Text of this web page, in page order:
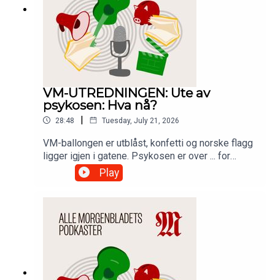
kaffekopper i grendehus rundt omkring i landet.
VM-UTREDNINGEN: Ute av
psykosen: Hva nå?
28:48 | Tuesday, July 21, 2026
VM-ballongen er utblåst, konfetti og norske flagg
ligger igjen i gatene. Psykosen er over ... for
denne gang. Hva sier det om oss? Hør aller siste
episode av VM-utredningen. Med Markus
Slettholm og Snorre Valen.
Play